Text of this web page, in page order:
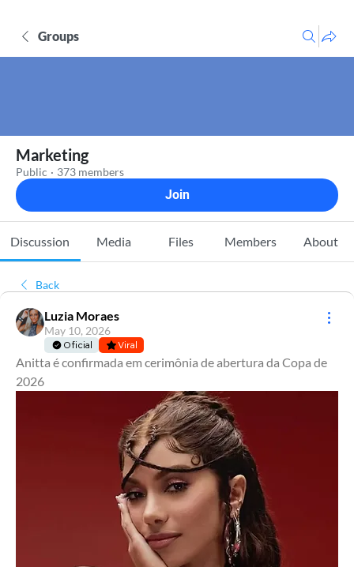
Groups
Marketing
Public · 373 members
Join
Discussion Media Files Members About
Back
Luzia Moraes
May 10, 2026
Oficial Viral
Anitta é confirmada em cerimônia de abertura da Copa de
2026